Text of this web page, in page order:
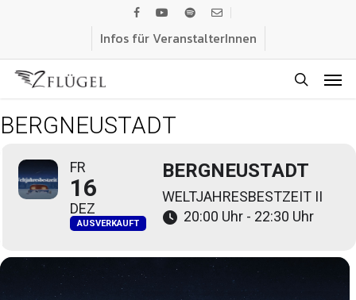
content
facebook
youtubespotifyemail
Infos für VeranstalterInnen
BERGNEUSTADT
FR
16
DEZ
AUSVERKAUFT
BERGNEUSTADT
WELTJAHRESBESTZEIT II
20:00 Uhr - 22:30 Uhr